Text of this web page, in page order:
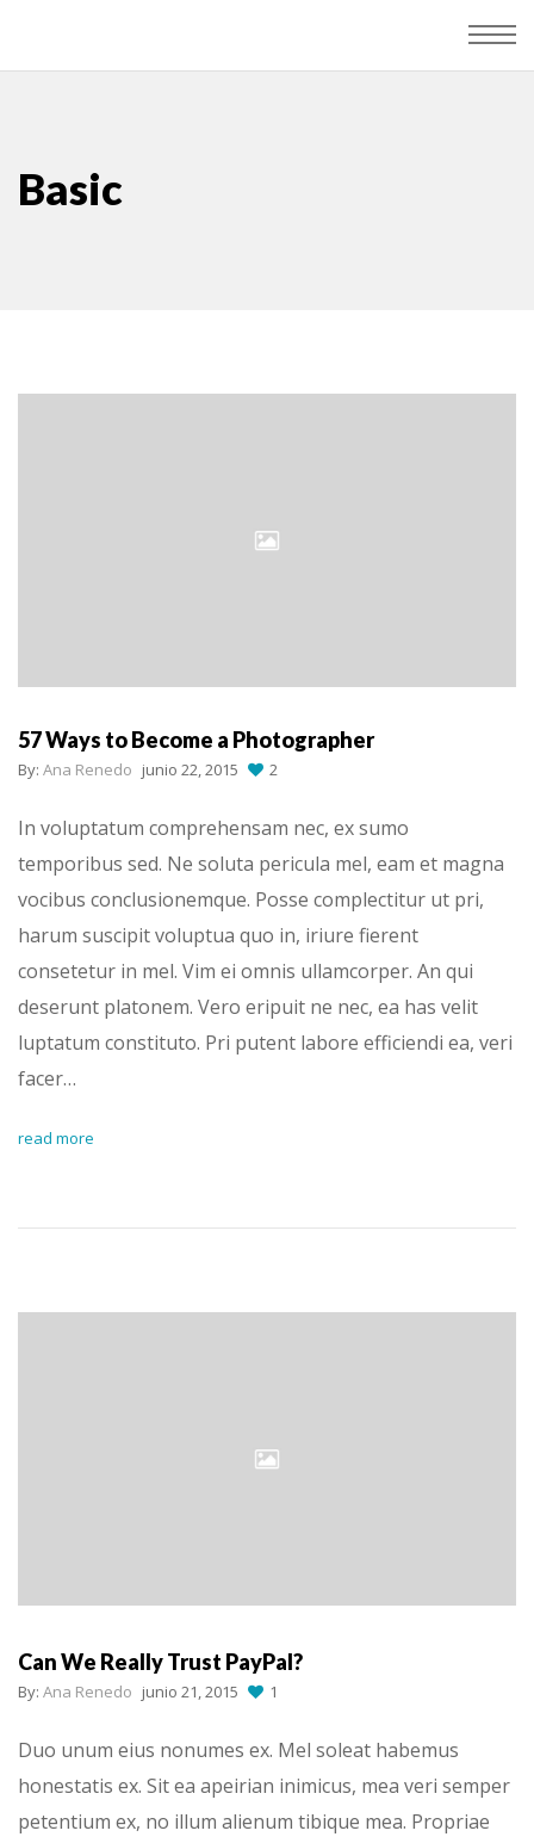
Basic
57 Ways to Become a Photographer
By: Ana Renedo junio 22, 2015 2
In voluptatum comprehensam nec, ex sumo
temporibus sed. Ne soluta pericula mel, eam et magna
vocibus conclusionemque. Posse complectitur ut pri,
harum suscipit voluptua quo in, iriure fierent
consetetur in mel. Vim ei omnis ullamcorper. An qui
deserunt platonem. Vero eripuit ne nec, ea has velit
luptatum constituto. Pri putent labore efficiendi ea, veri
facer…
read more
Can We Really Trust PayPal?
By: Ana Renedo junio 21, 2015 1
Duo unum eius nonumes ex. Mel soleat habemus
honestatis ex. Sit ea apeirian inimicus, mea veri semper
petentium ex, no illum alienum tibique mea. Propriae